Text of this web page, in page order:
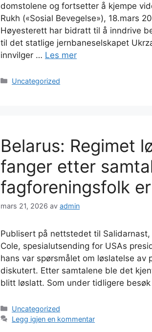
domstolene og fortsetter å kjempe
Rukh («Sosial Bevegelse»), 18.mars
Høyesterett har bidratt til å inndrive
til det statlige jernbaneselskapet
innvilger … Les mer
Kategorier
Uncategorized
Belarus: Regimet
fanger etter
fagforeningsfolk
mars 21, 2026 av admin
Publisert på nettstedet til
Cole, spesialutsending for USAs
hans var spørsmålet om løslatelse
diskutert. Etter samtalene ble det
blitt løslatt. Som under tidligere
Kategorier
Uncategorized
Legg igjen en kommentar